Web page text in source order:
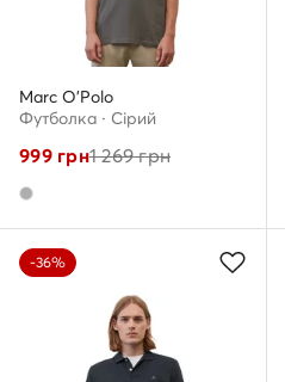
Marc O'Polo
Футболка · Сірий
999грн1 269грн
-36%